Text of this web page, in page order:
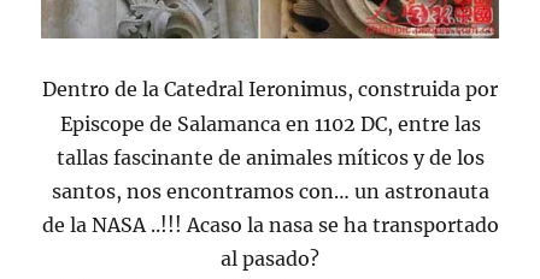
Dentro de la Catedral Ieronimus, construida por
Episcope de Salamanca en 1102 DC, entre las
tallas fascinante de animales míticos y de los
santos, nos encontramos con… un astronauta
de la NASA ..!!! Acaso la nasa se ha transportado
al pasado?